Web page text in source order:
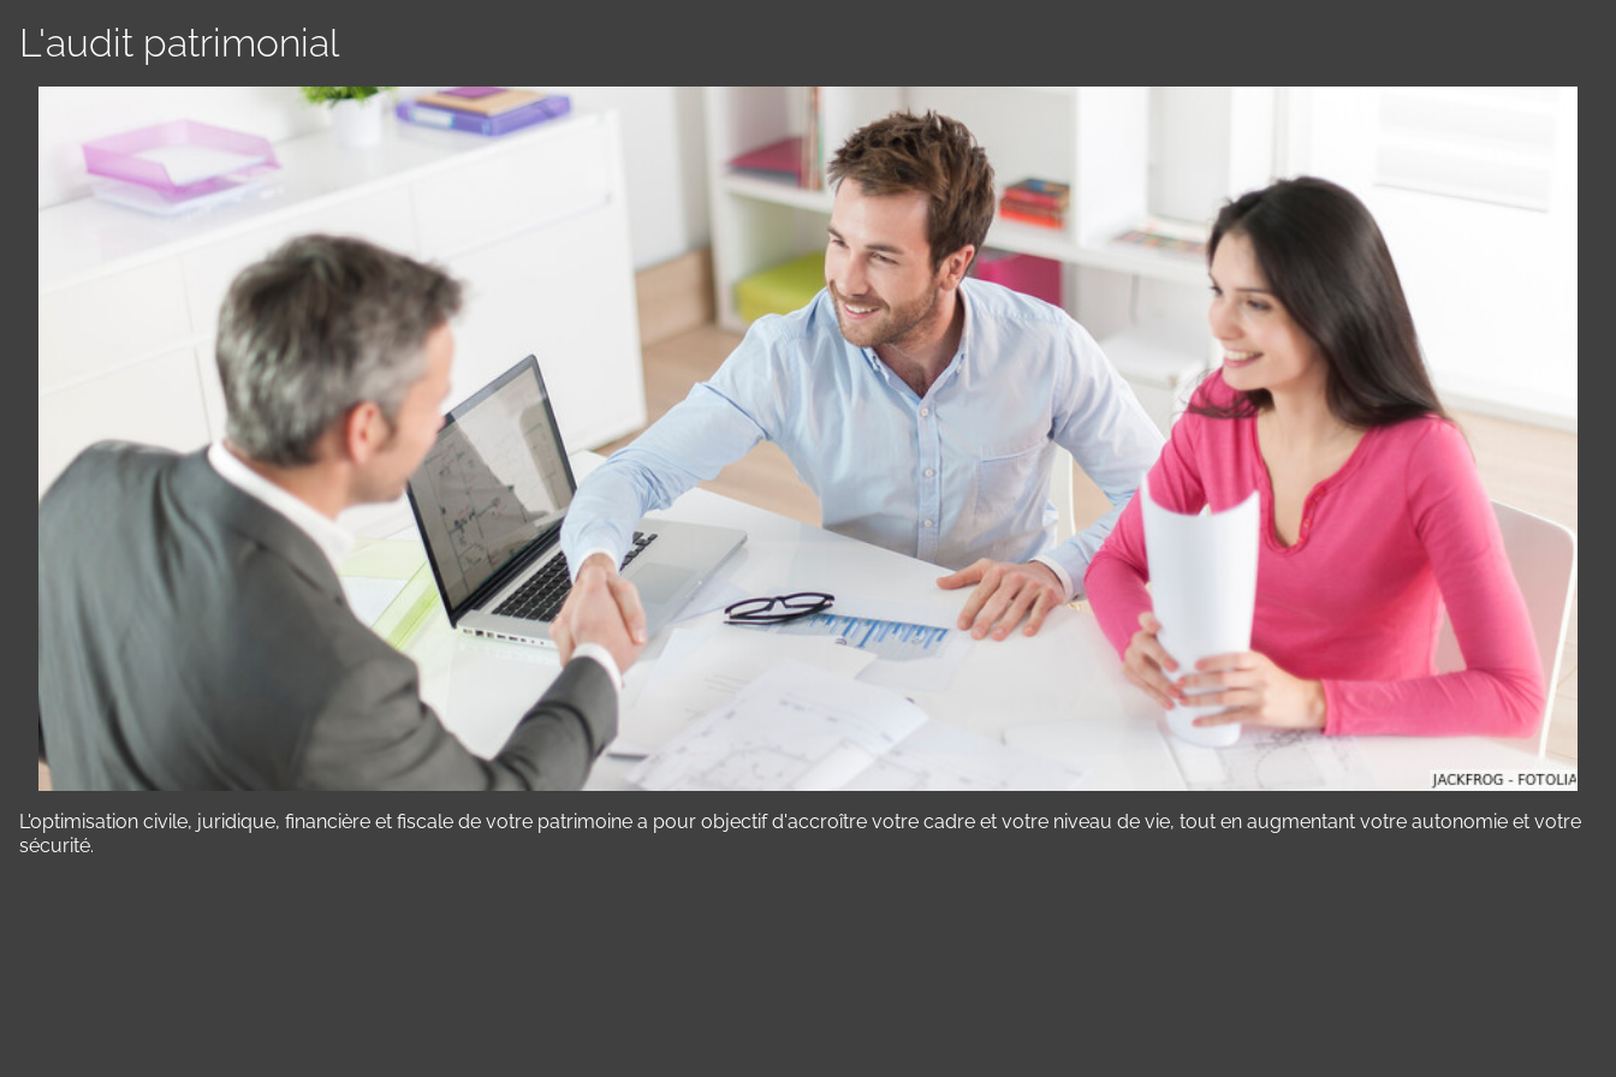
L'audit patrimonial
L'optimisation civile, juridique, financière et fiscale de votre patrimoine a pour objectif d'accroître votre cadre et votre niveau de vie, tout en augmentant votre autonomie et votre
sécurité.